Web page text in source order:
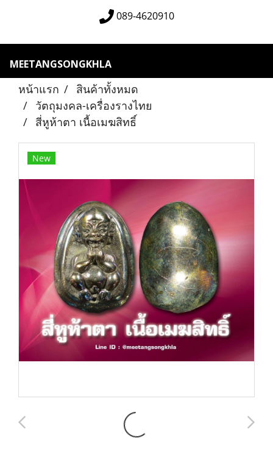
089-4620910
MEETANGSONGKHLA
หน้าแรก
สินค้าทั้งหมด
วัตถุมงคล-เครื่องรางไทย
สี่หูห้าตา เนื้อเมฆสิทธิ์
New